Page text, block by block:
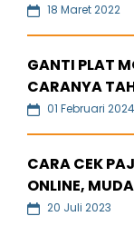
18 Maret 2022
GANTI PLAT
CARANYA
01 Februari 2024
CARA CEK
ONLINE,
20 Juli 2023